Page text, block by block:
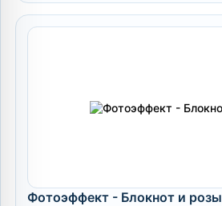
Фотоэффект - Блокнот и розы